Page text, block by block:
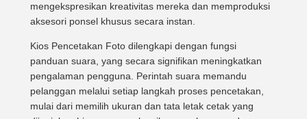
mengekspresikan kreativitas mereka dan memproduksi
aksesori ponsel khusus secara instan.
Kios Pencetakan Foto dilengkapi dengan fungsi
panduan suara, yang secara signifikan meningkatkan
pengalaman pengguna. Perintah suara memandu
pelanggan melalui setiap langkah proses pencetakan,
mulai dari memilih ukuran dan tata letak cetak yang